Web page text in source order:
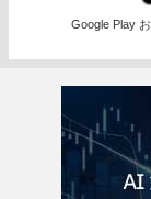
Google Play